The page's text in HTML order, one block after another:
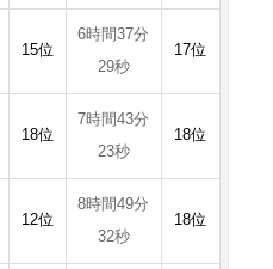
15位
6時間37分
29秒
17位
18位
7時間43分
23秒
18位
12位
8時間49分
32秒
18位